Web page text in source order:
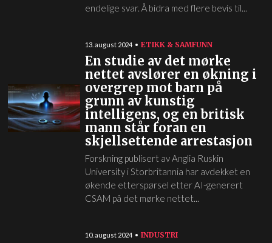
endelige svar. Å bidra med flere bevis til...
13. august 2024 ETIKK & SAMFUNN
En studie av det mørke
nettet avslører en økning i
overgrep mot barn på
grunn av kunstig
intelligens, og en britisk
mann står foran en
skjellsettende arrestasjon
Forskning publisert av Anglia Ruskin
University i Storbritannia har avdekket en
økende etterspørsel etter AI-generert
CSAM på det mørke nettet...
10. august 2024 INDUSTRI